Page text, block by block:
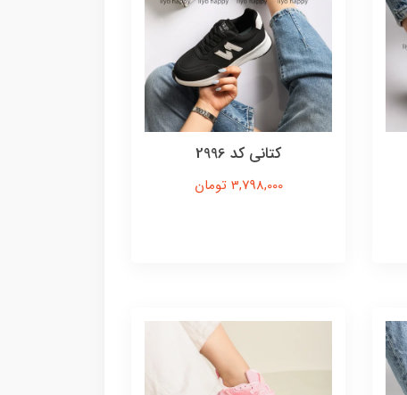
کتانی کد 2996
3,798,000 تومان